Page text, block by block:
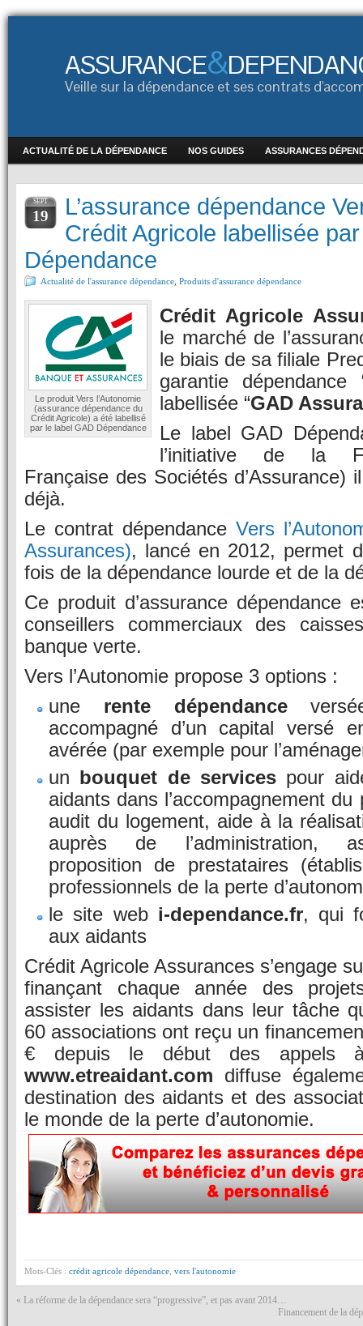
ASSURANCE&
Veille sur la dépendance et ses contrats
ACTUALITÉ DE LA DÉPENDANCE NOS GUIDES ASSURANCES
SEPT
19
L’assurance dépendance
Crédit Agricole labellisée
Dépendance
Actualité de l'assurance dépendance Produits d'assurance dépendance
Le produit Vers l’Autonomie
(assurance dépendance du
Crédit Agricole) a été labellisé
par le label GAD Dépendance
Crédit Agricole
le marché de
le biais de sa filiale
garantie dépendance
labellisée “GAD
Le label GAD
l’initiative de la
Française des Sociétés d’Assurance)
déjà.
Le contrat dépendance Vers
Assurances), lancé en 2012, permet
fois de la dépendance lourde et de la
Ce produit d’assurance dépendance
conseillers commerciaux des
banque verte.
Vers l’Autonomie propose 3 options :
une rente dépendanceversée
accompagné d’un capital versé
avérée (par exemple pour
un bouquet de services pour
aidants dans l’accompagnement
audit du logement, aide à la
auprès de l’administration,
proposition de prestataires
professionnels de la perte
le site web i-dependance.fr, qui
aux aidants
Crédit Agricole Assurances s’engage
finançant chaque année des
assister les aidants dans leur tâche
60 associations ont reçu un
€ depuis le début des appels
www.etreaidant.com diffuse
destination des aidants et des
le monde de la perte d’autonomie.
Mots-Clés : crédit agricole dépendance vers l'autonomie
« La réforme de la dépendance sera “progressive”, et pas avant 2014…
Financement de la